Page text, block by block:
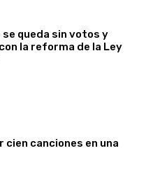
se queda sin votos y
la reforma de la Ley
cien canciones en una